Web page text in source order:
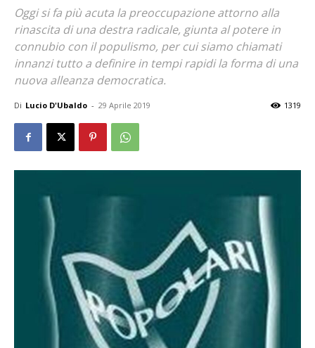
Oggi si fa più acuta la preoccupazione attorno alla
rinascita di una destra radicale, giunta al potere in
connubio con il populismo, per cui siamo chiamati
innanzi tutto a definire in tempi rapidi la forma di una
nuova alleanza democratica.
Di Lucio D'Ubaldo - 29 Aprile 2019 1319